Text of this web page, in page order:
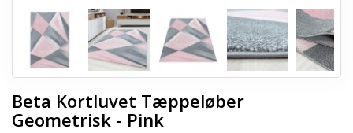
Beta Kortluvet Tæppeløber
Geometrisk - Pink